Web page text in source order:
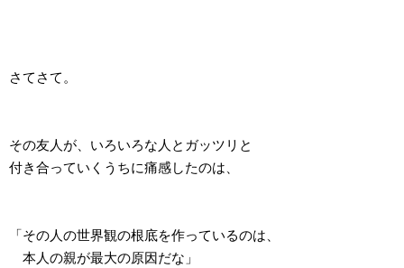
さてさて。
その友人が、いろいろな人とガッツリと
付き合っていくうちに痛感したのは、
「その人の世界観の根底を作っているのは、
本人の親が最大の原因だな」